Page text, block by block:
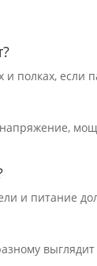
и полках,
и питание